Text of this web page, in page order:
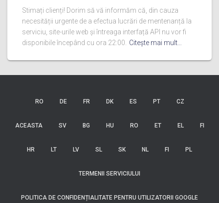
Stimați clienți! Dorim să vă informăm că, din cauza
necesității urgente de a efectua lucrări de mentenanță la
serviciu, site-urile web și întreaga interfață API nu vor fi
disponibile începând cu ora 22:00. Citeşte mai mult…
RO DE FR DK ES PT CZ
ACEASTA SV BG HU RO ET EL FI
HR LT LV SL SK NL FI PL
TERMENII SERVICIULUI
POLITICA DE CONFIDENȚIALITATE PENTRU UTILIZATORII GOOGLE